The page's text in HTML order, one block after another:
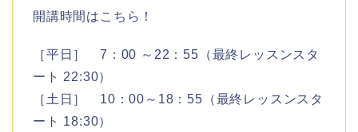
開講時間はこちら！
［平日］ 7：00 ～22：55（最終レッスンスタ
ート 22:30）
［土日］ 10：00～18：55（最終レッスンスタ
ート 18:30）